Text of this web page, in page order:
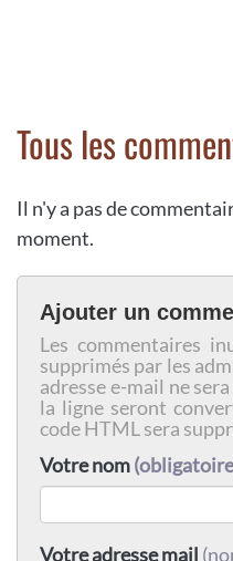
Tous les
Il n'y a pas de
moment.
Ajouter un
Les commentaires
supprimés par les
adresse e-mail ne
la ligne seront
code HTML sera
Votre nom
Votre adresse mail